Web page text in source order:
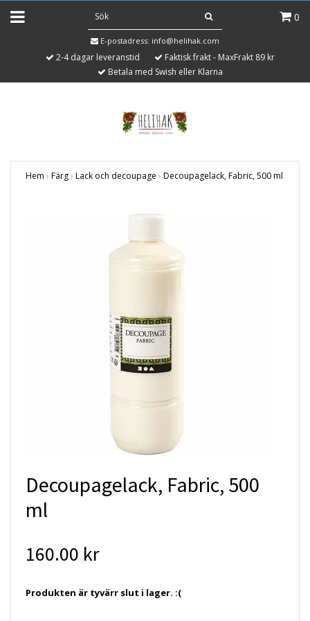
0
E-postadress: info@helihak.com
2-4 dagar leveranstid
Faktisk frakt - MaxFrakt 89 kr
Betala med Swish eller Klarna
Hem › Färg› Lack och decoupage › Decoupagelack, Fabric, 500 ml
Decoupagelack, Fabric, 500
ml
160.00 kr
Produkten är tyvärr slut i lager. :(